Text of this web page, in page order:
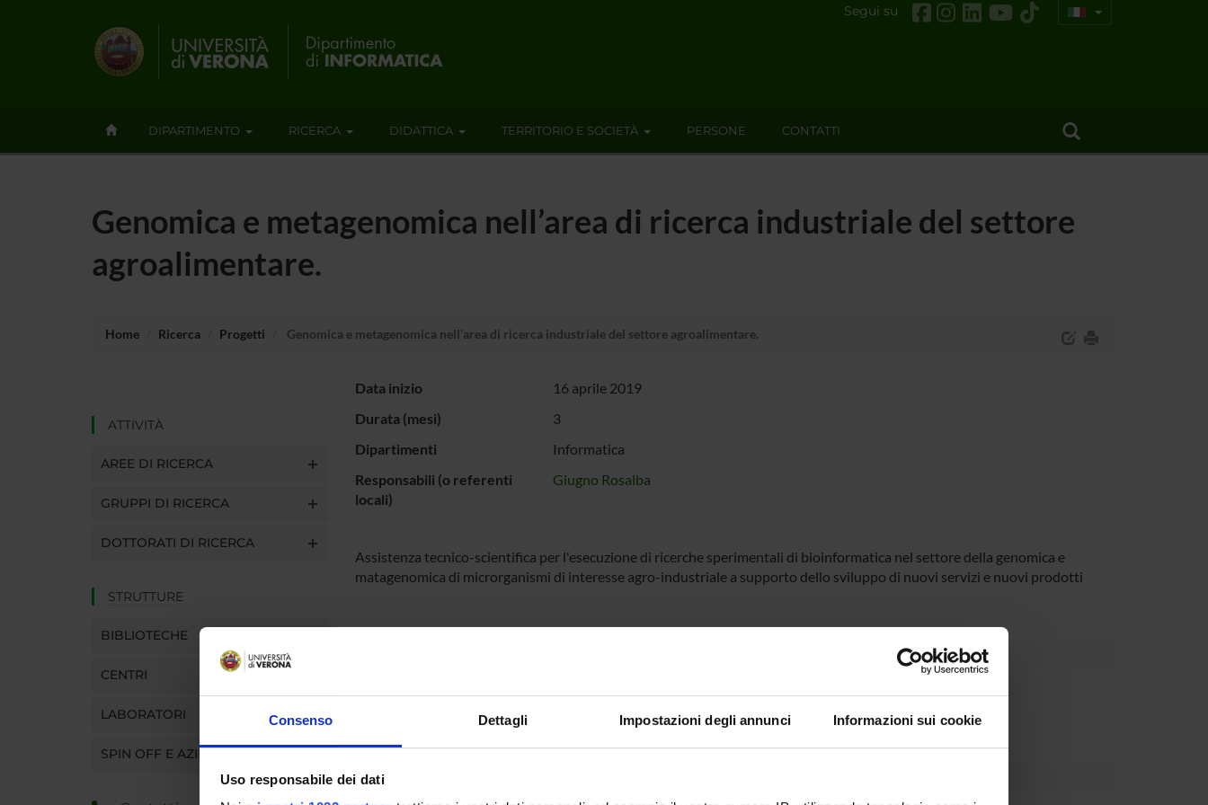
Consenso Dettagli Impostazioni degli annunci Informazioni sui cookie
Uso responsabile dei dati
Segui su
DIPARTIMENTO RICERCA DIDATTICA TERRITORIO E SOCIETÀ PERSONE CONTATTI
Genomica e metagenomica nell’area di ricerca industriale del settore
agroalimentare.
Home Ricerca Progetti Genomica e metagenomica nell’area di ricerca industriale del settore agroalimentare.
ATTIVITÀ
AREE DI RICERCA
GRUPPI DI RICERCA
DOTTORATI DI RICERCA
STRUTTURE
BIBLIOTECHE
CENTRI
LABORATORI
SPIN OFF E AZIENDE
Data inizio
16 aprile 2019
Durata (mesi)
3
Dipartimenti
Informatica
Responsabili (o referenti
locali)
Giugno Rosalba
Assistenza tecnico-scientifica per l'esecuzione di ricerche sperimentali di bioinformatica nel settore della genomica e
matagenomica di microrganismi di interesse agro-industriale a supporto dello sviluppo di nuovi servizi e nuovi prodotti
Microbion s.r.l. Finanziamento:assegnato e gestito dal Dipartimento
PARTECIPANTI AL PROGETTO